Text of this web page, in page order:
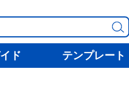
ド テンプレート